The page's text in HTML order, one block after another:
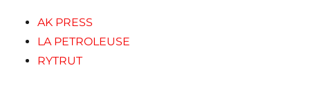
AK PRESS
LA PETROLEUSE
RYTRUT